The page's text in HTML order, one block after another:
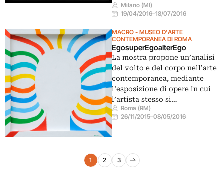
Milano (MI)
19/04/2016–18/07/2016
MACRO - MUSEO D'ARTE
CONTEMPORANEA DI ROMA
EgosuperEgoalterEgo
La mostra propone un’analisi
del volto e del corpo nell’arte
contemporanea, mediante
l’esposizione di opere in cui
l’artista stesso si…
Roma (RM)
26/11/2015–08/05/2016
Navigazione eventi
1 2 3
Pagina successiva